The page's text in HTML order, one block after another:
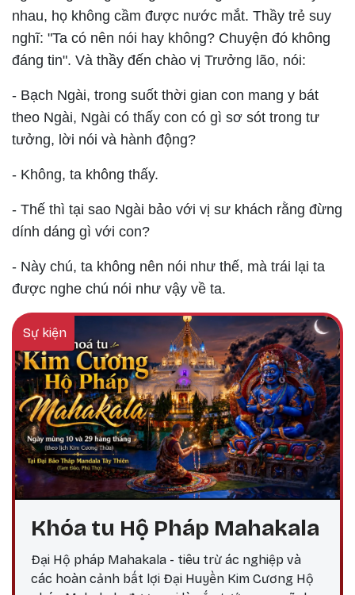
nhau, họ không cầm được nước mắt. Thầy trẻ suy
nghĩ: "Ta có nên nói hay không? Chuyện đó không
đáng tin". Và thầy đến chào vị Trưởng lão, nói:
- Bạch Ngài, trong suốt thời gian con mang y bát
theo Ngài, Ngài có thấy con có gì sơ sót trong tư
tưởng, lời nói và hành động?
- Không, ta không thấy.
- Thế thì tại sao Ngài bảo với vị sư khách rằng đừng
dính dáng gì với con?
- Này chú, ta không nên nói như thế, mà trái lại ta
được nghe chú nói như vậy về ta.
Sự kiện
Khóa tu Hộ Pháp Mahakala
Đại Hộ pháp Mahakala - tiêu trừ ác nghiệp và
các hoàn cảnh bất lợi Đại Huyền Kim Cương Hộ